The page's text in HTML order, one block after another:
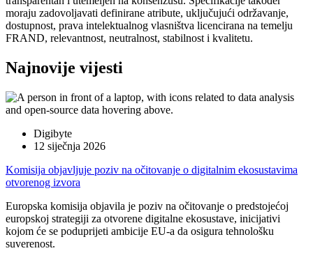
moraju zadovoljavati definirane atribute, uključujući održavanje,
dostupnost, prava intelektualnog vlasništva licencirana na temelju
FRAND, relevantnost, neutralnost, stabilnost i kvalitetu.
Najnovije vijesti
Digibyte
12 siječnja 2026
Komisija objavljuje poziv na očitovanje o digitalnim ekosustavima
otvorenog izvora
Europska komisija objavila je poziv na očitovanje o predstojećoj
europskoj strategiji za otvorene digitalne ekosustave, inicijativi
kojom će se poduprijeti ambicije EU-a da osigura tehnološku
suverenost.